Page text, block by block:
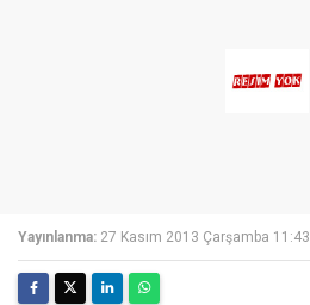
Yayınlanma: 27 Kasım 2013 Çarşamba 11:43